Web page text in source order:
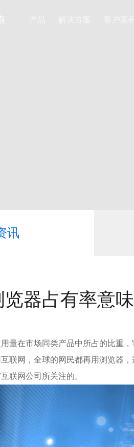
讯
览器占有率意
量在市场同类产品中所占的比重
联网，全球的网民都再用浏览器
联网公司所关注的。